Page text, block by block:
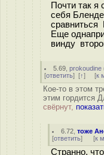
Почти так я
себя
сравниться
Еще
винду
5.69 ,prokoudine
[ответить] [↑] [к
Кое-то в этом
этим гордится
свёрнут,
6.72 ,тоже
[ответить] [к
Странно,